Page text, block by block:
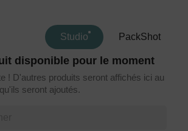
Studio PackShot
disponible pour le moment
! D'autres produits seront affichés ici au
seront ajoutés.